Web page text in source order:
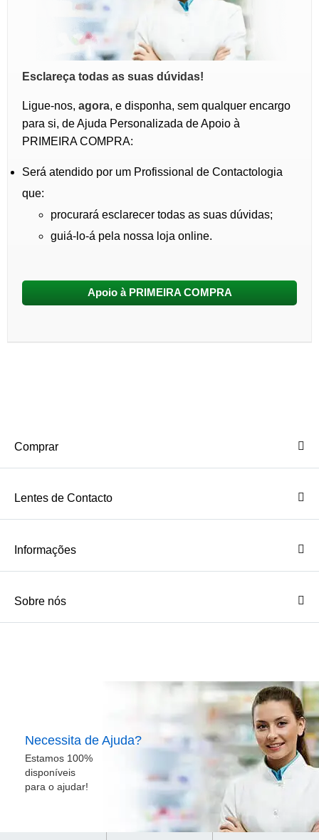
Esclareça todas as suas dúvidas!
Ligue-nos, agora, e disponha, sem qualquer encargo
para si, de Ajuda Personalizada de Apoio à
PRIMEIRA COMPRA:
Será atendido por um Profissional de Contactologia
que:
procurará esclarecer todas as suas dúvidas;
guiá-lo-á pela nossa loja online.
Apoio à PRIMEIRA COMPRA
Comprar
Lentes de Contacto
Informações
Sobre nós
Necessita de Ajuda?
Estamos 100%
disponíveis
para o ajudar!